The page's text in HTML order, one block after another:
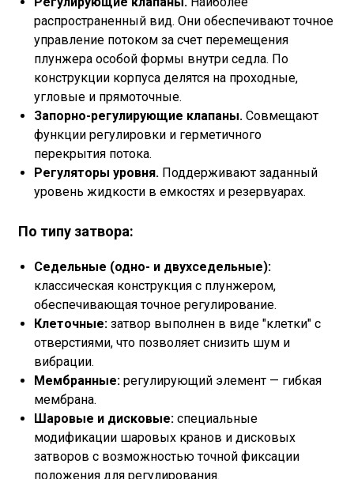
распространенный вид. Они обеспечивают точное
управление потоком за счет перемещения
плунжера особой формы внутри седла. По
конструкции корпуса делятся на проходные,
угловые и прямоточные.
Запорно-регулирующие клапаны. Совмещают
функции регулировки и герметичного
перекрытия потока.
Регуляторы уровня. Поддерживают заданный
уровень жидкости в емкостях и резервуарах.
По типу затвора:
Седельные (одно- и двухседельные):
классическая конструкция с плунжером,
обеспечивающая точное регулирование.
Клеточные: затвор выполнен в виде "клетки" с
отверстиями, что позволяет снизить шум и
вибрации.
Мембранные: регулирующий элемент — гибкая
мембрана.
Шаровые и дисковые: специальные
модификации шаровых кранов и дисковых
затворов с возможностью точной фиксации
положения для регулирования.